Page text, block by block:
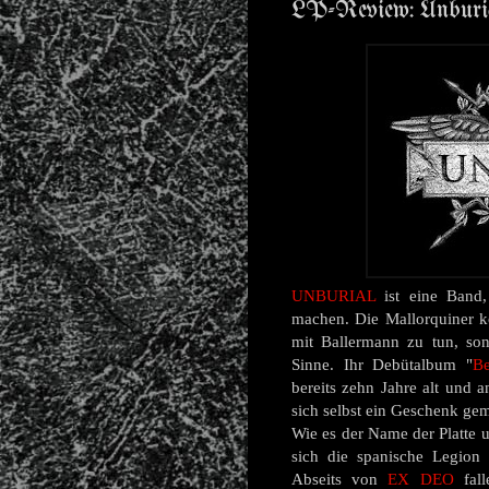
LP-Review:
UNBURIAList eine Band,
machen. Die Mallorquiner
mit Ballermann zu tun,
Sinne. Ihr Debütalbum "
bereits zehn Jahre alt und
sich selbst ein Geschenk
Wie es der Name der Platte
sich die spanische
Abseits vonEX DEO